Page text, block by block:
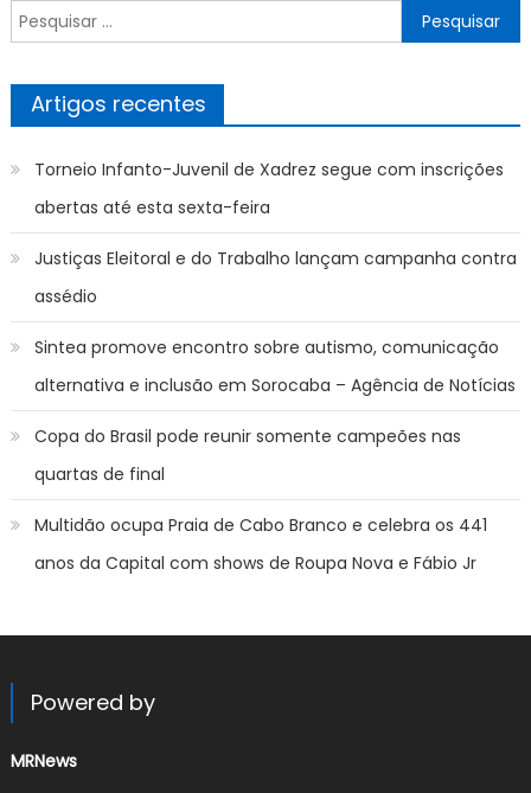
Pesquisar
por:
Artigos recentes
Torneio Infanto-Juvenil de Xadrez segue com inscrições
abertas até esta sexta-feira
Justiças Eleitoral e do Trabalho lançam campanha contra
assédio
Sintea promove encontro sobre autismo, comunicação
alternativa e inclusão em Sorocaba – Agência de Notícias
Copa do Brasil pode reunir somente campeões nas
quartas de final
Multidão ocupa Praia de Cabo Branco e celebra os 441
anos da Capital com shows de Roupa Nova e Fábio Jr
Powered by
MRNews